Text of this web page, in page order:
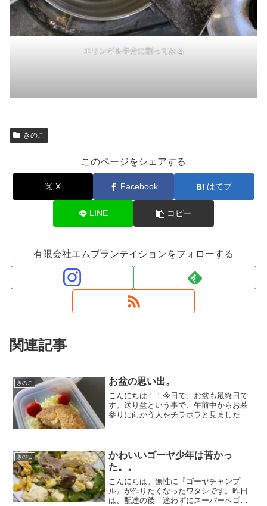
エリンギを半分に割ってみる
きのこ
このページをシェアする
X Facebook はてブ
LINE コピー
有限会社エムプランテイションをフォローする
関連記事
きのこ お盆の思い出。
こんにちは！！今日で、お盆も最終日で
す。送り盆という事で、午前中からお墓
参りに向かう人をチラホラと見ました
が、同時期なんだろうと思い...
きのこ
かわいいゴーヤ少年は苦かっ
た。。
こんにちは。無性に『ゴーヤチャンプ
ル』が作りたくなったワタシです。昨日
は、配達の後 迷わずにスーパーへゴー